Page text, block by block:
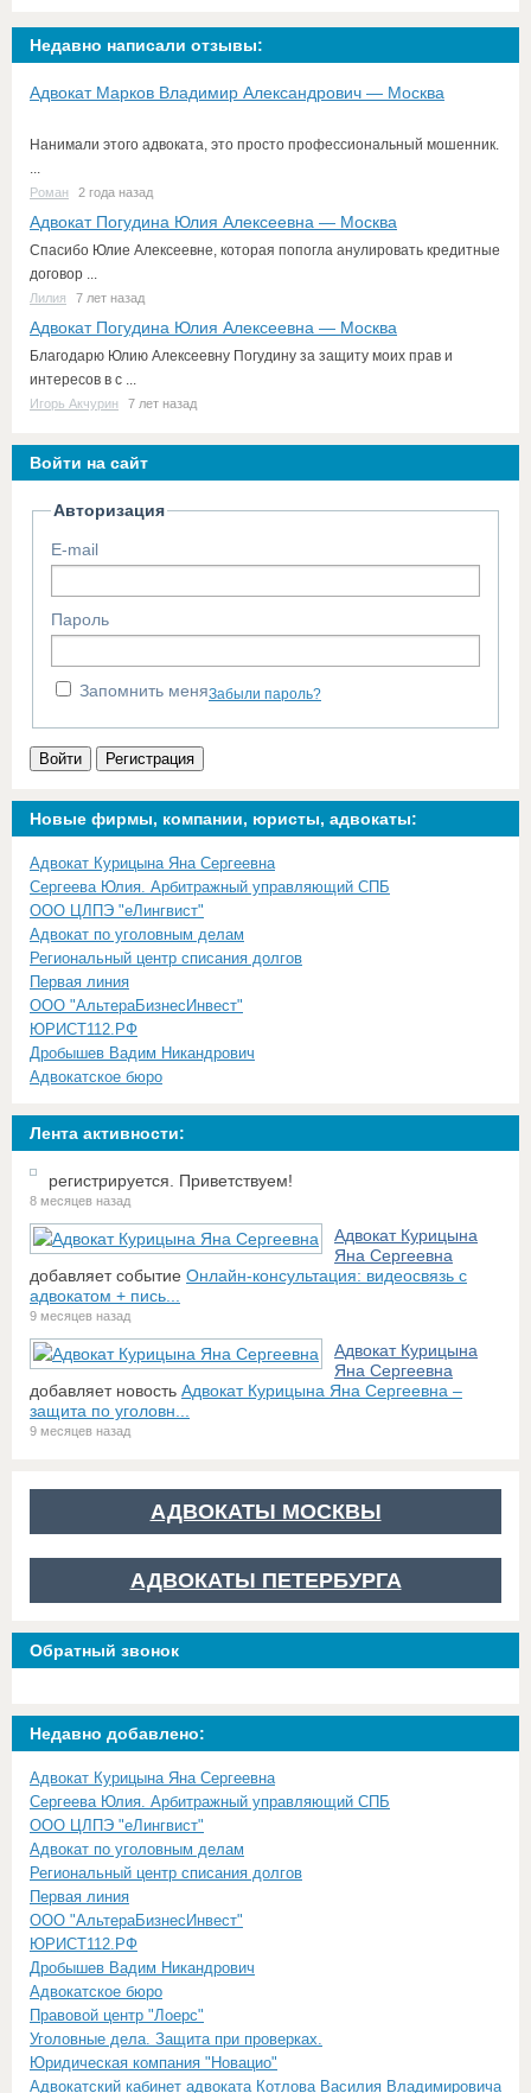
Недавно написали отзывы:
Адвокат Марков Владимир Александрович — Москва
Нанимали этого адвоката, это просто профессиональный мошенник.
...
Роман 2 года назад
Адвокат Погудина Юлия Алексеевна — Москва
Спасибо Юлие Алексеевне, которая попогла анулировать кредитные
договор ...
Лилия 7 лет назад
Адвокат Погудина Юлия Алексеевна — Москва
Благодарю Юлию Алексеевну Погудину за защиту моих прав и
интересов в с ...
Игорь Акчурин 7 лет назад
Войти на сайт
Авторизация
E-mail
Пароль
Запомнить меняЗабыли пароль?
Войти Регистрация
Новые фирмы, компании, юристы, адвокаты:
Адвокат Курицына Яна Сергеевна
Сергеева Юлия. Арбитражный управляющий СПБ
ООО ЦЛПЭ "еЛингвист"
Адвокат по уголовным делам
Региональный центр списания долгов
Первая линия
ООО "АльтераБизнесИнвест"
ЮРИСТ112.РФ
Дробышев Вадим Никандрович
Адвокатское бюро
Лента активности:
регистрируется. Приветствуем!
8 месяцев назад
Адвокат Курицына
Яна Сергеевна
добавляет событие Онлайн-консультация: видеосвязь с
адвокатом + пись...
9 месяцев назад
Адвокат Курицына
Яна Сергеевна
добавляет новость Адвокат Курицына Яна Сергеевна –
защита по уголовн...
9 месяцев назад
АДВОКАТЫ МОСКВЫ
АДВОКАТЫ ПЕТЕРБУРГА
Обратный звонок
Недавно добавлено:
Адвокат Курицына Яна Сергеевна
Сергеева Юлия. Арбитражный управляющий СПБ
ООО ЦЛПЭ "еЛингвист"
Адвокат по уголовным делам
Региональный центр списания долгов
Первая линия
ООО "АльтераБизнесИнвест"
ЮРИСТ112.РФ
Дробышев Вадим Никандрович
Адвокатское бюро
Правовой центр "Лоерс"
Уголовные дела. Защита при проверках.
Юридическая компания "Новацио"
Адвокатский кабинет адвоката Котлова Василия Владимировича